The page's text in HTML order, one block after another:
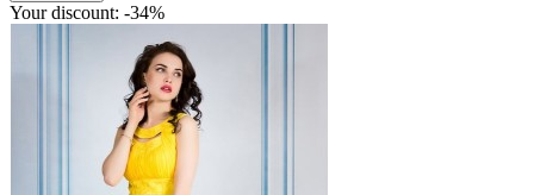
Your discount: -34%